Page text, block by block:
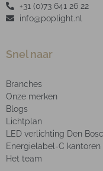
+31 (0)73 641 26 22
info@poplight.nl
Snel naar
Branches
Onze merken
Blogs
Lichtplan
LED verlichting Den
Energielabel-C kantoren
Het team